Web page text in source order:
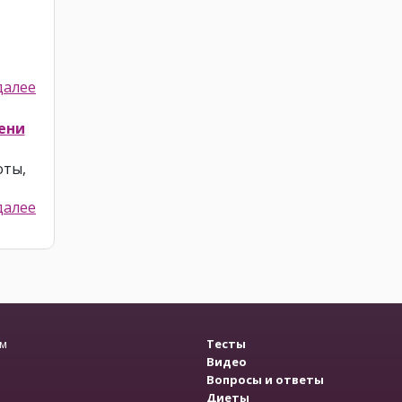
Тесты
Видео
Вопросы и ответы
Диеты